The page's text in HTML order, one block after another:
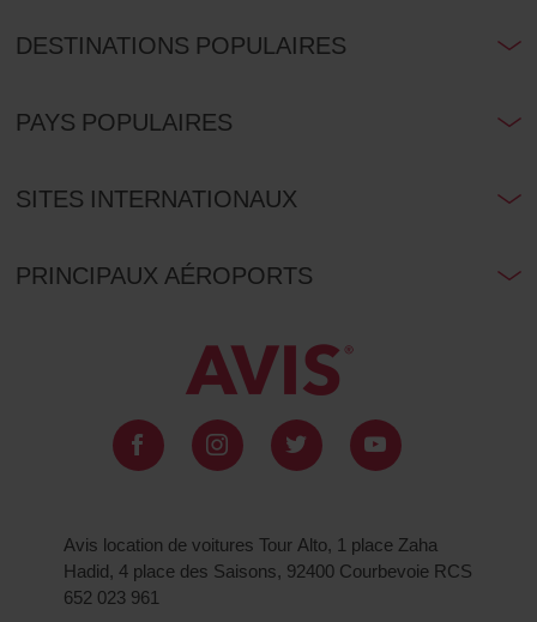
DESTINATIONS POPULAIRES
PAYS POPULAIRES
SITES INTERNATIONAUX
PRINCIPAUX AÉROPORTS
Avis location de voitures Tour Alto, 1 place Zaha
Hadid, 4 place des Saisons, 92400 Courbevoie RCS
652 023 961